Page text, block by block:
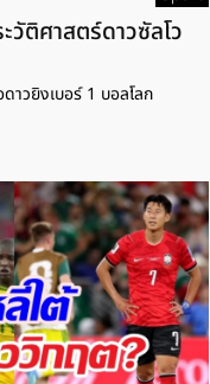
วัติศาสตร์ดาวซัลโว
าวยิงเบอร์ 1 บอลโลก